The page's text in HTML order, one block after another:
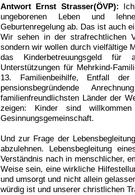
Antwort Ernst Strasser(ÖVP):
ungeborenen Leben und
Geburtenregelung ab. Das ist auch
Wir sehen in der strafrechtlichen
sondern wir wollen durch vielfältige
das Kinderbetreuungsgeld
Unterstützungen für Mehrkind-
13. Familienbeihilfe, Entfall
pensionsbegründende
familienfreundlichsten Länder der
zeigen: Kinder sind
Gesinnungsgemeinschaft.
Und zur Frage der
abzulehnen. Lebensbegleitung
Verständnis nach in menschlicher,
Weise sein, eine wirkliche
und umsorgt und nicht allein
würdig ist und unserer christlichen